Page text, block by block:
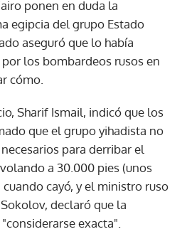
ponen en duda la
egipcia del grupo Estado
aseguró que lo había
los bombardeos rusos en
cómo.
Sharif Ismail, indicó que los
que el grupo yihadista no
para derribar el
a 30.000 pies (unos
cayó, y el ministro ruso
declaró que la
exacta".